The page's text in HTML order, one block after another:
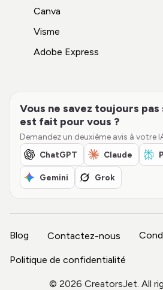
Canva
Visme
Adobe Express
Vous ne savez toujours
est fait pour vous ?
Demandez un deuxième avis à votre
ChatGPT Claude
Gemini Grok
Blog Contactez-nous
Politique de confidentialité
© 2026 CreatorsJet. All